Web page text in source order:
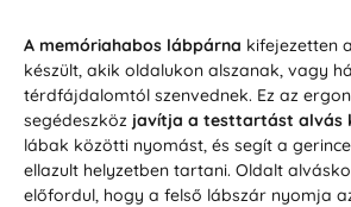
A memóriahabos lábpárna kifejezetten
készült, akik oldalukon alszanak, vagy
térdfájdalomtól szenvednek. Ez az
segédeszköz javítja a testtartást alvás
lábak közötti nyomást, és segít a
ellazult helyzetben tartani. Oldalt
előfordul, hogy a felső lábszár nyomja